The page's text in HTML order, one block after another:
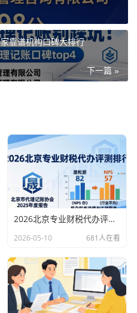
靠谱机构口碑大排行
下一篇 »
2026北京专业财税代办评测排行，十大机构推荐
2026-05-10 681人在看